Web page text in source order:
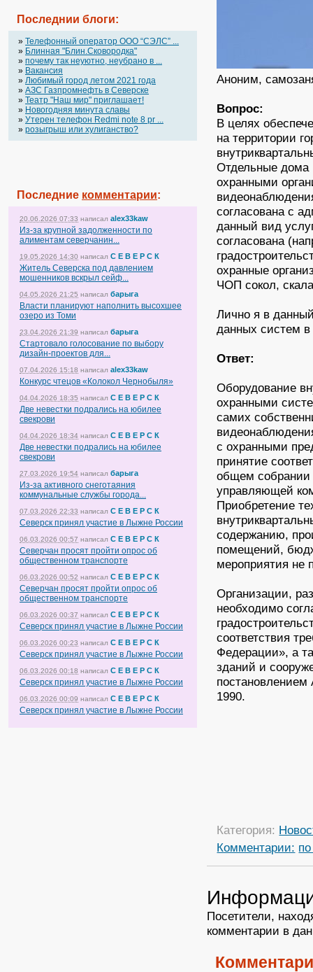
Последнии блоги:
» Телефонный оператор OOO “СЭЛС” ...
» Блинная "Блин.Сковородка"
» почему так неуютно, неубрано в ...
» Вакансия
» Любимый город летом 2021 года
» АЗС Газпромнефть в Северске
» Театр "Наш мир" приглашает!
» Новогодняя минута славы
» Утерен телефон Redmi note 8 pr ...
» розыгрыш или хулиганство?
Последние комментарии:
20.06.2026 07:33 написал alex33kaw
Из-за крупной задолженности по
алиментам северчанин...
19.05.2026 14:30 написал С Е В Е Р С К
Житель Северска под давлением
мошенников вскрыл сейф...
04.05.2026 21:25 написал барыга
Власти планируют наполнить высохшее
озеро из Томи
23.04.2026 21:39 написал барыга
Стартовало голосование по выбору
дизайн-проектов для...
07.04.2026 15:18 написал alex33kaw
Конкурс чтецов «Колокол Чернобыля»
04.04.2026 18:35 написал С Е В Е Р С К
Две невестки подрались на юбилее
свекрови
04.04.2026 18:34 написал С Е В Е Р С К
Две невестки подрались на юбилее
свекрови
27.03.2026 19:54 написал барыга
Из-за активного снеготаяния
коммунальные службы города...
07.03.2026 22:33 написал С Е В Е Р С К
Северск принял участие в Лыжне России
06.03.2026 00:57 написал С Е В Е Р С К
Северчан просят пройти опрос об
общественном транспорте
06.03.2026 00:52 написал С Е В Е Р С К
Северчан просят пройти опрос об
общественном транспорте
06.03.2026 00:37 написал С Е В Е Р С К
Северск принял участие в Лыжне России
06.03.2026 00:23 написал С Е В Е Р С К
Северск принял участие в Лыжне России
06.03.2026 00:18 написал С Е В Е Р С К
Северск принял участие в Лыжне России
06.03.2026 00:09 написал С Е В Е Р С К
Северск принял участие в Лыжне России
Аноним,
Вопрос:
В целях
на территории
Отдельные дома
охранными
согласована с
данный вид
согласована
охранные
ЧОП сокол,
Лично я в
данных систем в
Ответ:
Оборудование
охранными
самих
с охранными
принятие
общем собрании
управляющей
Приобретение
содержанию,
помещений,
мероприятия не
Организации,
необходимо
соответствия
Федерации», а
зданий и
1990.
Категория:
Комментарии:
Посетители,
комментарии в